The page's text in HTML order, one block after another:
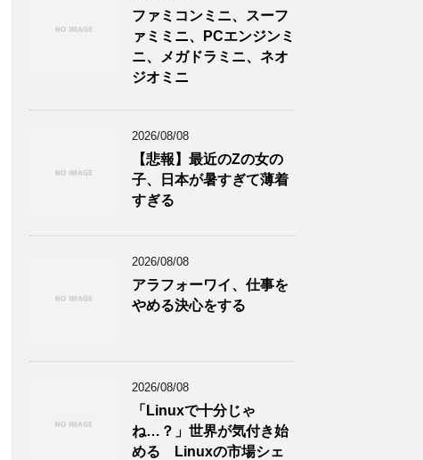
ファミコンミニ、スーフ
ァミミニ、PCエンジンミ
ニ、メガドラミニ、ネオ
ジオミニ
2026/08/08
【悲報】最近のZの女の
子、日本が暑すぎて薄着
すぎる
2026/08/08
アラフォーワイ、仕事を
やめる決心をする
2026/08/08
「Linuxで十分じゃ
ね…？」世界が気付き始
める Linuxの市場シェ